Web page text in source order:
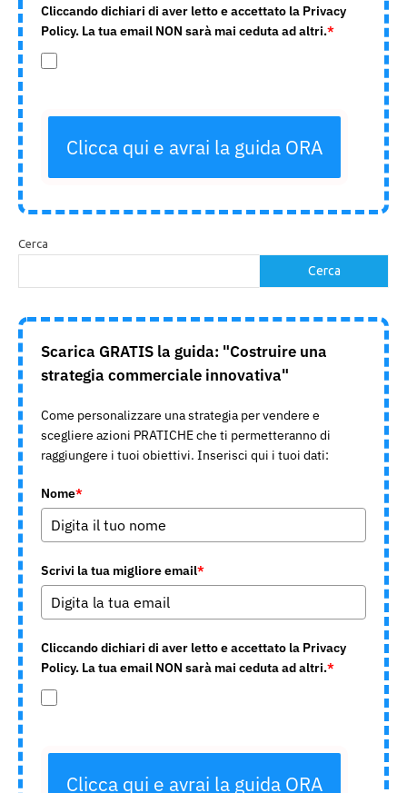
Cliccando dichiari di aver letto e accettato la Privacy
Policy. La tua email NON sarà mai ceduta ad altri.*
Clicca qui e avrai la guida ORA
Cerca
Cerca
Scarica GRATIS la guida: "Costruire una
strategia commerciale innovativa"
Come personalizzare una strategia per vendere e
scegliere azioni PRATICHE che ti permetteranno di
raggiungere i tuoi obiettivi. Inserisci qui i tuoi dati:
Nome*
Scrivi la tua migliore email*
Cliccando dichiari di aver letto e accettato la Privacy
Policy. La tua email NON sarà mai ceduta ad altri.*
Clicca qui e avrai la guida ORA